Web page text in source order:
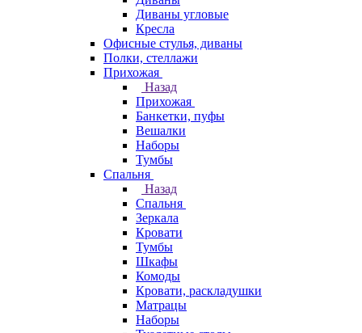
Диваны угловые
Кресла
Офисные стулья, диваны
Полки, стеллажи
Прихожая
Назад
Прихожая
Банкетки, пуфы
Вешалки
Наборы
Тумбы
Спальня
Назад
Спальня
Зеркала
Кровати
Тумбы
Шкафы
Комоды
Кровати, раскладушки
Матрацы
Наборы